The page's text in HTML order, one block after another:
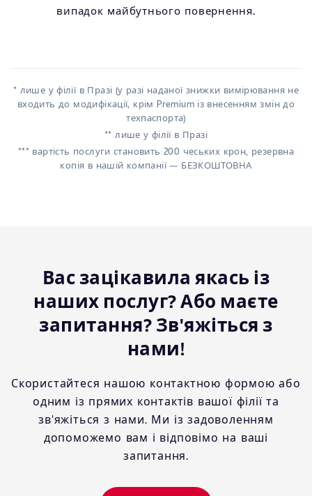
випадок майбутнього повернення.
* лише у філії в Празі (у разі наданої знижки вимірювання не
входить до модифікації, крім Premium із внесенням змін до
техпаспорта)
** лише у філії в Празі
*** вартість послуги становить 200 чеських крон, резервна
копія в нашій компанії — БЕЗКОШТОВНА
Вас зацікавила якась із
наших послуг? Або маєте
запитання? Зв'яжіться з
нами!
Скористайтеся нашою контактною формою або
одним із прямих контактів вашої філії та
зв'яжіться з нами. Ми із задоволенням
допоможемо вам і відповімо на ваші
запитання.